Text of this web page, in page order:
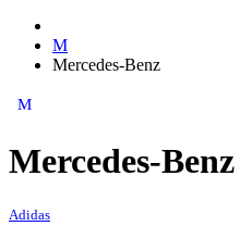
M
Mercedes-Benz
M
Mercedes-Benz
Adidas